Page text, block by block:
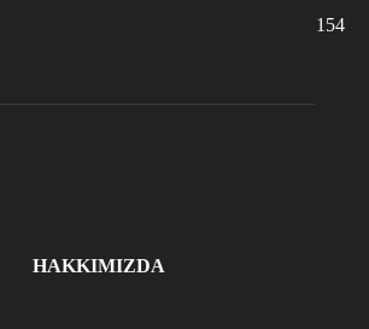
154
HAKKIMIZDA